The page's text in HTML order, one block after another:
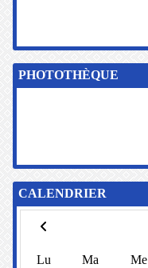
PHOTOTHÈQUE
CALENDRIER
Lu Ma Me